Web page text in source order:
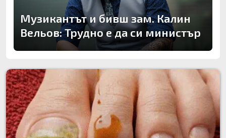
Музикантът и бивш зам. Калин
Вельов: Трудно е да си министър